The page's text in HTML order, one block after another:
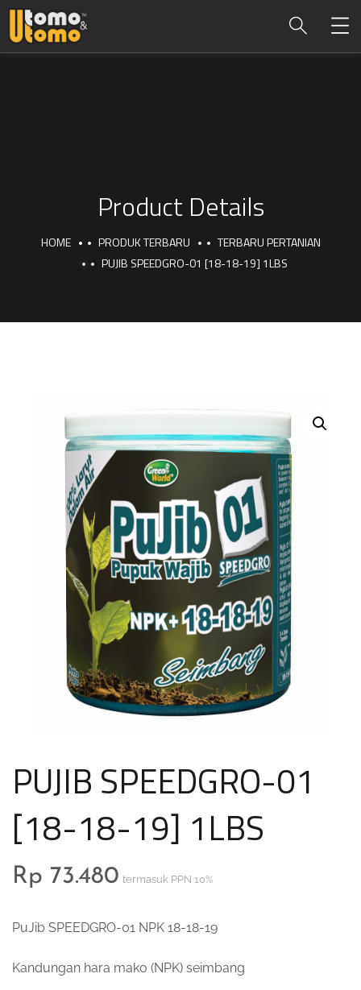
Product Details
HOME PRODUK TERBARU
TERBARU PERTANIAN
PUJIB SPEEDGRO-01 [18-18-19] 1LBS
PUJIB SPEEDGRO-01
[18-18-19] 1LBS
Rp 73.480 termasuk PPN 10%
PuJib SPEEDGRO-01 NPK 18-18-19
Kandungan hara mako (NPK) seimbang